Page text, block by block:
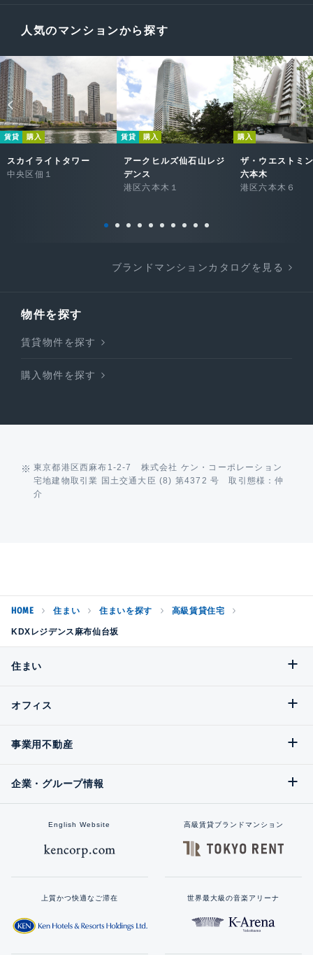
人気のマンションから探す
賃貸 購入
スカイライトタワー
中央区佃１
賃貸 購入
アークヒルズ仙石山レジ
デンス
港区六本木１
購入
ザ・ウエストミ
六本木
港区六本木６
ブランドマンションカタログを見る
物件を探す
賃貸物件を探す
購入物件を探す
東京都港区西麻布1-2-7 株式会社 ケン・コーポレーション
宅地建物取引業 国土交通大臣 (8) 第4372 号 取引態様：仲
介
HOME 住まい 住まいを探す 高級賃貸住宅
KDXレジデンス麻布仙台坂
住まい
オフィス
事業用不動産
企業・グループ情報
English Website 高級賃貸ブランドマンション
上質かつ快適なご滞在 世界最大級の音楽アリーナ